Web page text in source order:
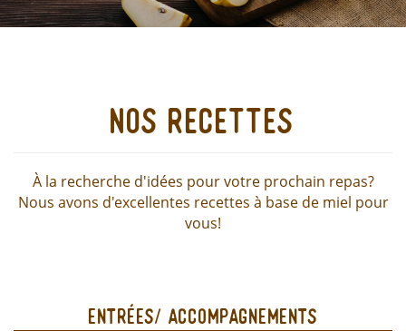
nos recettes
À la recherche d'idées pour votre prochain repas?
Nous avons d'excellentes recettes à base de miel pour
vous!
Entrées/ accompagnements